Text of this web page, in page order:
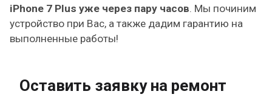
iPhone 7 Plus уже через пару часов . Мы починим
устройство при Вас, а также дадим гарантию на
выполненные работы!
Оставить заявку на ремонт